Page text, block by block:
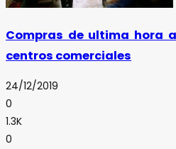
Compras de ultima hora
centros comerciales
24/12/2019
0
1.3K
0